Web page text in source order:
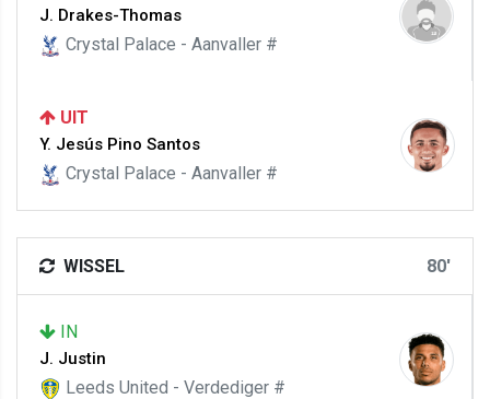
J. Drakes-Thomas
Crystal Palace - Aanvaller #
UIT
Y. Jesús Pino Santos
Crystal Palace - Aanvaller #
WISSEL 80'
IN
J. Justin
Leeds United - Verdediger #